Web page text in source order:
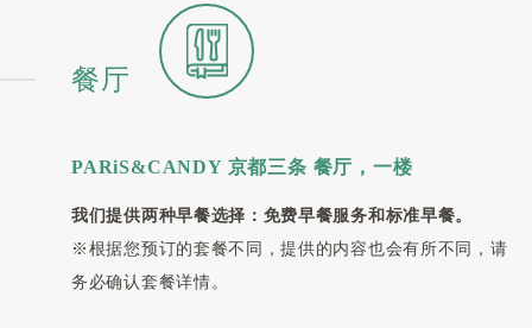
餐厅
PARiS&CANDY 京都三条 餐厅，一楼
我们提供两种早餐选择：免费早餐服务和标准早餐。
※根据您预订的套餐不同，提供的内容也会有所不同，请
务必确认套餐详情。